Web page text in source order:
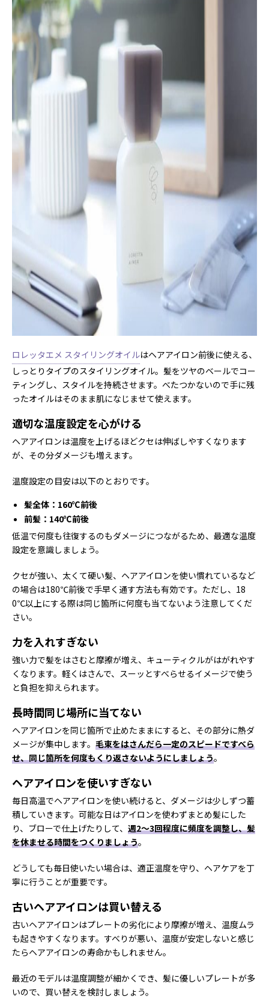
ロレッタエメ スタイリングオイルはヘアアイロン前後に使える、
しっとりタイプのスタイリングオイル。髪をツヤのベールでコー
ティングし、スタイルを持続させます。べたつかないので手に残
ったオイルはそのまま肌になじませて使えます。
適切な温度設定を心がける
ヘアアイロンは温度を上げるほどクセは伸ばしやすくなります
が、その分ダメージも増えます。
温度設定の目安は以下のとおりです。
髪全体：160℃前後
前髪：140℃前後
低温で何度も往復するのもダメージにつながるため、最適な温度
設定を意識しましょう。
クセが強い、太くて硬い髪、ヘアアイロンを使い慣れているなど
の場合は180℃前後で手早く通す方法も有効です。ただし、18
0℃以上にする際は同じ箇所に何度も当てないよう注意してくだ
さい。
力を入れすぎない
強い力で髪をはさむと摩擦が増え、キューティクルがはがれやす
くなります。軽くはさんで、スーッとすべらせるイメージで使う
と負担を抑えられます。
長時間同じ場所に当てない
ヘアアイロンを同じ箇所で止めたままにすると、その部分に熱ダ
メージが集中します。 毛束をはさんだら一定のスピードですべら
せ、同じ箇所を何度もくり返さないようにしましょう。
ヘアアイロンを使いすぎない
毎日高温でヘアアイロンを使い続けると、ダメージは少しずつ蓄
積していきます。可能な日はアイロンを使わずまとめ髪にした
り、ブローで仕上げたりして、 週2〜3回程度に頻度を調整し、髪
を休ませる時間をつくりましょう。
どうしても毎日使いたい場合は、適正温度を守り、ヘアケアを丁
寧に行うことが重要です。
古いヘアアイロンは買い替える
古いヘアアイロンはプレートの劣化により摩擦が増え、温度ムラ
も起きやすくなります。すべりが悪い、温度が安定しないと感じ
たらヘアアイロンの寿命かもしれません。
最近のモデルは温度調整が細かくでき、髪に優しいプレートが多
いので、買い替えを検討しましょう。